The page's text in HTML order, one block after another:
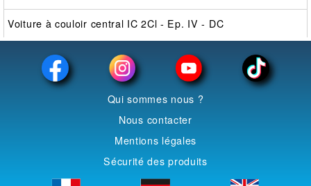
Voiture à couloir central IC 2Cl - Ep. IV - DC
Qui sommes nous ?
Nous contacter
Mentions légales
Sécurité des produits